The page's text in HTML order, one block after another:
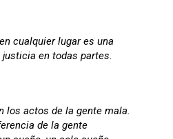
cualquier lugar es una
justicia en todas partes.
los actos de la gente mala.
de la gente